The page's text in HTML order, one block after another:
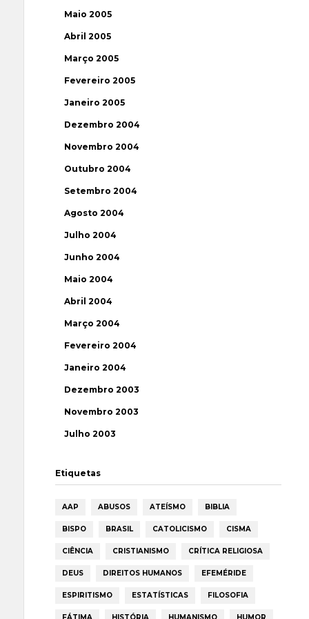
Maio 2005
Abril 2005
Março 2005
Fevereiro 2005
Janeiro 2005
Dezembro 2004
Novembro 2004
Outubro 2004
Setembro 2004
Agosto 2004
Julho 2004
Junho 2004
Maio 2004
Abril 2004
Março 2004
Fevereiro 2004
Janeiro 2004
Dezembro 2003
Novembro 2003
Julho 2003
Etiquetas
AAP ABUSOS ATEÍSMO BIBLIA
BISPO BRASIL CATOLICISMO CISMA
CIÊNCIA CRISTIANISMO CRÍTICA RELIGIOSA
DEUS DIREITOS HUMANOS EFEMÉRIDE
ESPIRITISMO ESTATÍSTICAS FILOSOFIA